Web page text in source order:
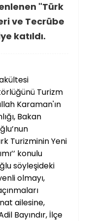
"Türk
ve Tecrübe
katıldı.
Turizm
Karaman'ın
Bakan
Turizminin Yeni
konulu
söyleşideki
olmayı,
ailesine,
Bayındır, İlçe